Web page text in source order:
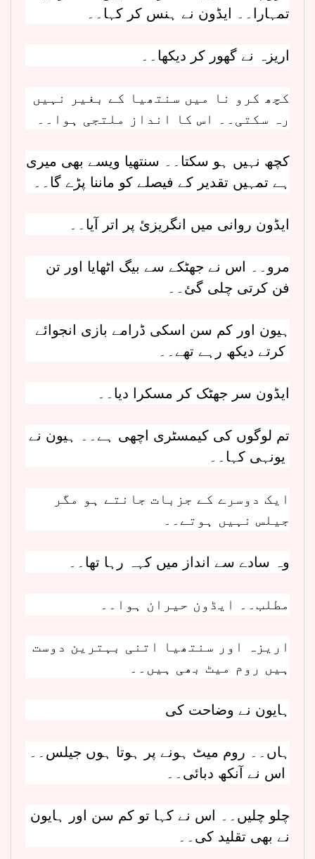
تمہارا۔۔ ایڈون نے ہنس کر کہا۔۔
اریزہ نے گھور کر دیکھا۔۔
کچھ کرو نا میں سنتھیا کے بغیر نہیں
رہ سکتی۔۔ اس کا انداز ملتجی ہوا۔۔
کچھ نہیں ہو سکتا۔۔ سنتھیا ویسے بھی میری
ہے تمہیں تقدیر کے فیصلے کو ماننا پڑے گا۔۔
ایڈون روانی میں انگریزئ پر اتر آیا۔۔
مرو۔۔ اس نے جھٹکے سے بیگ اٹھایا اور تن
فن کرتی چلی گئ۔۔
ہیون اور کم سن اسکی ڈرامے بازی انجوائے
ایڈون سر جھٹک کر مسکرا دیا۔۔
تم لوگوں کی کیمسٹری اچھی ہے۔۔ ہیون نے
ایک دوسرے کے جزبات جانتے ہو مگر
جیلس نہیں ہوتے۔۔
وہ سادے سے انداز میں کہہ رہا تھا۔۔
مطلب۔۔ ایڈون حیران ہوا۔۔
اریزہ اور سنتھیا اتنی بہترین دوست
ہیں روم میٹ بھی ہیں۔۔
ہایون نے وضاحت کی
ہاں۔۔ روم میٹ ہونے پر ہوتا ہوں جیلس۔۔
چلو چلیں۔۔ اس نے کہا تو کم سن اور ہایون
نے بھی تقلید کی۔۔